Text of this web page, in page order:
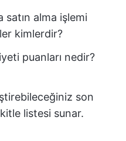
alma işlemi
kimlerdir?
puanları nedir?
son
listesi sunar.